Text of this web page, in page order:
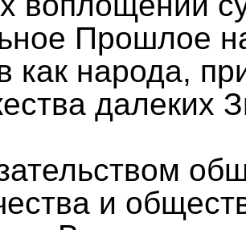
Прошлое
как народа,
далеких
и